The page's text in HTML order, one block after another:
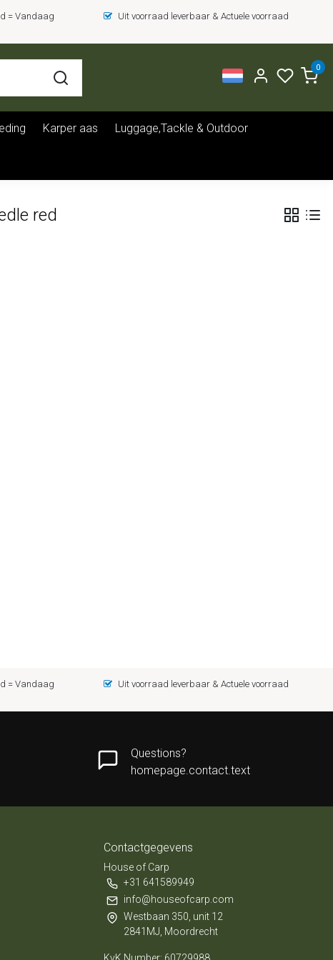
= Vandaag
Uit voorraad leverbaar & Actuele voorraad
0
Karper aas Luggage,Tackle & Outdoor
red
= Vandaag
Uit voorraad leverbaar & Actuele voorraad
Questions?
homepage.contact.text
Contactgegevens
House of Carp
+31 641589949
info@houseofcarp.com
Westbaan 350, unit 12
2841MJ, Moordrecht